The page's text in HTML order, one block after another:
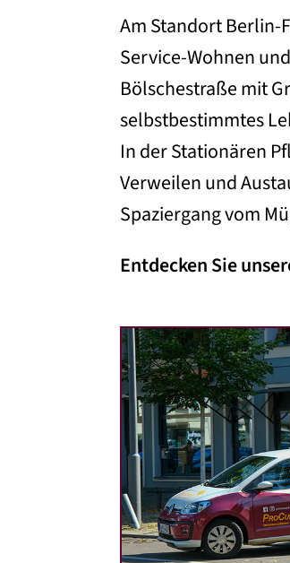
Am Standort Berlin-
Service-Wohnen
Bölschestraße mit
selbstbestimmtes
In der Stationären
Verweilen und
Spaziergang vom
Entdecken Sie